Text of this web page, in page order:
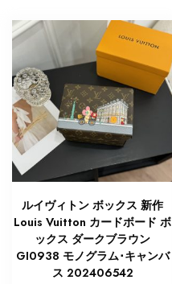
ルイヴィトン ボックス 新作
Louis Vuitton カードボード ボ
ックス ダークブラウン
GI0938 モノグラム･キャンバ
ス 202406542